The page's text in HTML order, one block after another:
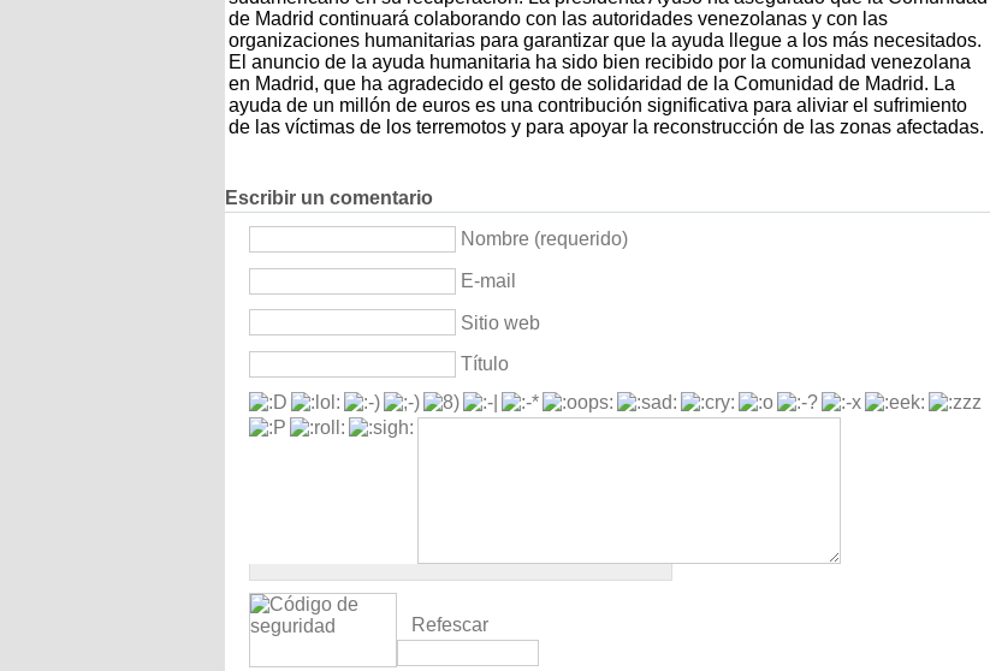
de Madrid continuará colaborando con las autoridades venezolanas y con las
organizaciones humanitarias para garantizar que la ayuda llegue a los más necesitados.
El anuncio de la ayuda humanitaria ha sido bien recibido por la comunidad venezolana
en Madrid, que ha agradecido el gesto de solidaridad de la Comunidad de Madrid. La
ayuda de un millón de euros es una contribución significativa para aliviar el sufrimiento
de las víctimas de los terremotos y para apoyar la reconstrucción de las zonas afectadas.
Escribir un comentario
Nombre (requerido)
E-mail
Sitio web
Título
Refescar